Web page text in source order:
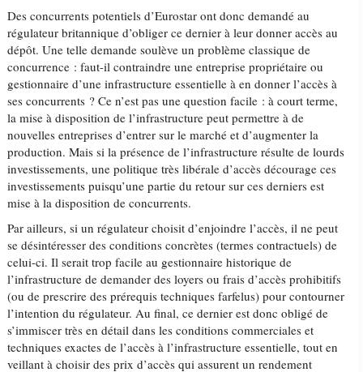
Des concurrents potentiels d’Eurostar ont donc demandé au
régulateur britannique d’obliger ce dernier à leur donner accès au
dépôt. Une telle demande soulève un problème classique de
concurrence : faut-il contraindre une entreprise propriétaire ou
gestionnaire d’une infrastructure essentielle à en donner l’accès à
ses concurrents ? Ce n’est pas une question facile : à court terme,
la mise à disposition de l’infrastructure peut permettre à de
nouvelles entreprises d’entrer sur le marché et d’augmenter la
production. Mais si la présence de l’infrastructure résulte de lourds
investissements, une politique très libérale d’accès décourage ces
investissements puisqu’une partie du retour sur ces derniers est
mise à la disposition de concurrents.
Par ailleurs, si un régulateur choisit d’enjoindre l’accès, il ne peut
se désintéresser des conditions concrètes (termes contractuels) de
celui-ci. Il serait trop facile au gestionnaire historique de
l’infrastructure de demander des loyers ou frais d’accès prohibitifs
(ou de prescrire des prérequis techniques farfelus) pour contourner
l’intention du régulateur. Au final, ce dernier est donc obligé de
s’immiscer très en détail dans les conditions commerciales et
techniques exactes de l’accès à l’infrastructure essentielle, tout en
veillant à choisir des prix d’accès qui assurent un rendement